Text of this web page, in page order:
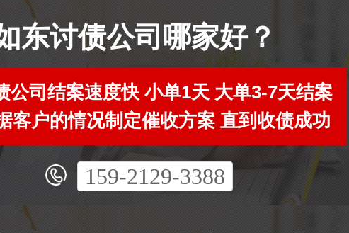
东讨债公司哪家好？
公司结案速度快 小单1天 大单3-7天结案
客户的情况制定催收方案 直到收债成功
159-2129-3388